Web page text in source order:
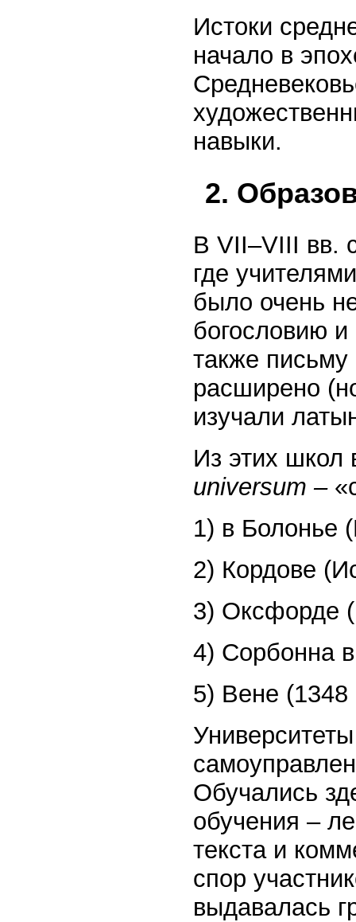
Истоки
начало в
навыки.
2.
В VII–VIII вв.
где
было очень
богословию
также
расширено
изучали
Из этих школ
universum –
1) в Болонье
2) Кордове
3) Оксфорде
4) Сорбонна
5) Вене (1348
Обучались
обучения –
текста и
спор
выдавалась